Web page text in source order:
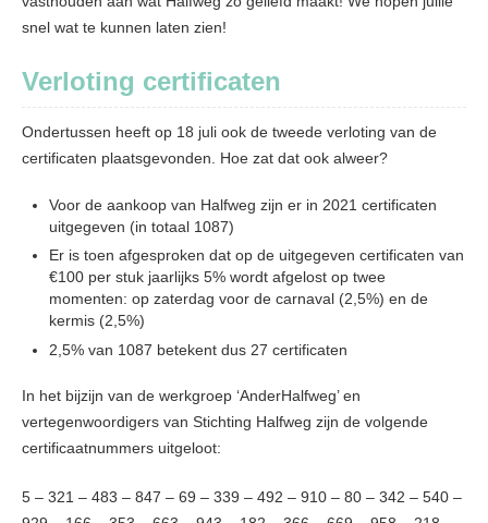
snel wat te kunnen laten zien!
Verloting certificaten
Ondertussen heeft op 18 juli ook de tweede verloting van de
certificaten plaatsgevonden. Hoe zat dat ook alweer?
Voor de aankoop van Halfweg zijn er in 2021 certificaten
uitgegeven (in totaal 1087)
Er is toen afgesproken dat op de uitgegeven certificaten van
€100 per stuk jaarlijks 5% wordt afgelost op twee
momenten: op zaterdag voor de carnaval (2,5%) en de
kermis (2,5%)
2,5% van 1087 betekent dus 27 certificaten
In het bijzijn van de werkgroep ‘AnderHalfweg’ en
vertegenwoordigers van Stichting Halfweg zijn de volgende
certificaatnummers uitgeloot:
5 – 321 – 483 – 847 – 69 – 339 – 492 – 910 – 80 – 342 – 540 –